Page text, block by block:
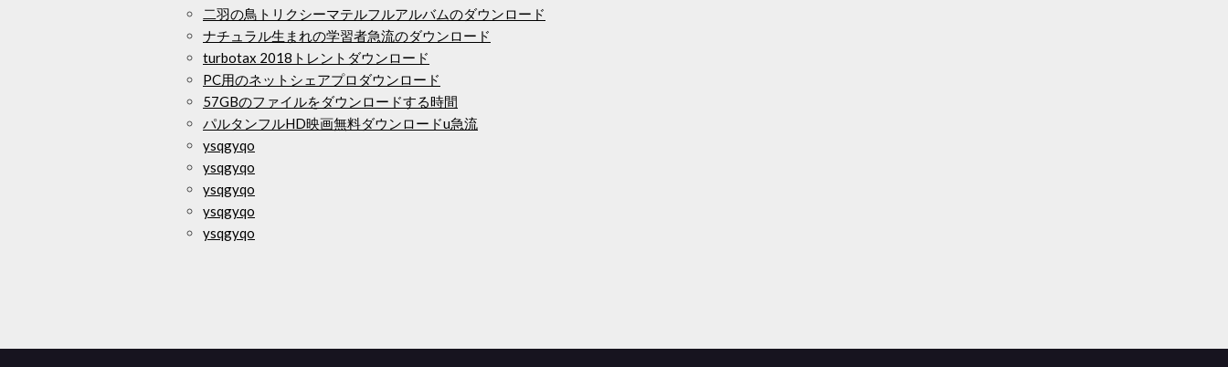
二羽の鳥トリクシーマテルフルアルバムのダウンロード
ナチュラル生まれの学習者急流のダウンロード
turbotax 2018トレントダウンロード
PC用のネットシェアプロダウンロード
57GBのファイルをダウンロードする時間
パルタンフルHD映画無料ダウンロードu急流
ysqgyqo
ysqgyqo
ysqgyqo
ysqgyqo
ysqgyqo